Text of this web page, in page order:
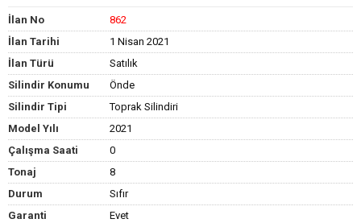
İlan No
862
İlan Tarihi
1 Nisan 2021
İlan Türü
Satılık
Silindir Konumu
Önde
Silindir Tipi
Toprak Silindiri
Model Yılı
2021
Çalışma Saati
0
Tonaj
8
Durum
Sıfır
Garanti
Evet